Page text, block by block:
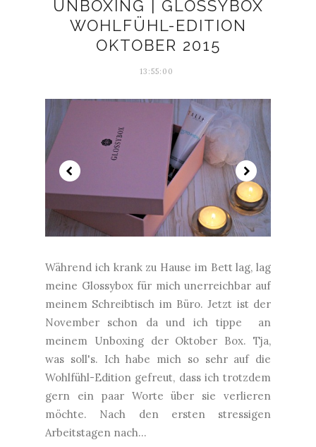
UNBOXING | GLOSSYBOX
WOHLFÜHL-EDITION
OKTOBER 2015
13:55:00
Während ich krank zu Hause im Bett lag, lag
meine Glossybox für mich unerreichbar auf
meinem Schreibtisch im Büro. Jetzt ist der
November schon da und ich tippe an
meinem Unboxing der Oktober Box. Tja,
was soll's. Ich habe mich so sehr auf die
Wohlfühl-Edition gefreut, dass ich trotzdem
gern ein paar Worte über sie verlieren
möchte. Nach den ersten stressigen
Arbeitstagen nach...